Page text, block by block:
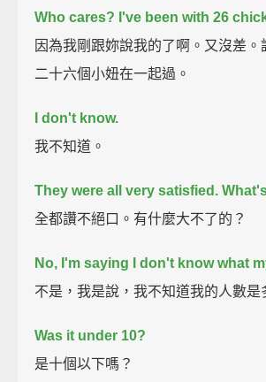
Who cares? I've been with 26
因為我剛跟妳說我的了啊。又沒差。
二十六個小妞在一起過。
I don't know.
我不知道。
They were all very satisfied.
全都讚不絕口。有什麼大不了的？
No, I'm saying I don't know what
不是，我是說，我不知道我的人數是
Was it under 10?
是十個以下嗎？